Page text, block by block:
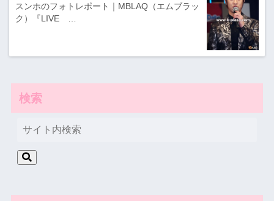
スンホのフォトレポート｜MBLAQ（エムブラッ
ク）『LIVE …
検索